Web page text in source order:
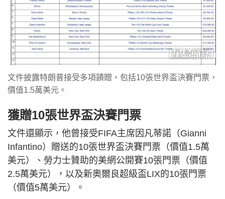
文件披露特朗普接受多項饋贈，包括10張世界盃決賽門票，
價值1.5萬美元。
獲贈10張世界盃決賽門票
文件還顯示，他曾接受FIFA主席因凡蒂諾（Gianni
Infantino）贈送的10張世界盃決賽門票（價值1.5萬
美元）、勞力士贊助的美網公開賽10張門票（價值
2.5萬美元），以及新奧爾良超級盃LIX的10張門票
（價值5萬美元）。